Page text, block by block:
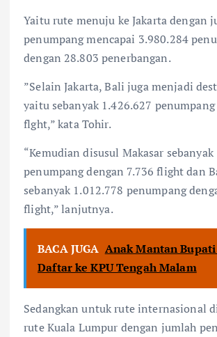
Yaitu rute menuju ke Jakarta dengan
penumpang mencapai 3.980.284
dengan 28.803 penerbangan.
”Selain Jakarta, Bali juga menjadi
yaitu sebanyak 1.426.627
flght,” kata Tohir.
“Kemudian disusul Makasar
penumpang dengan 7.736 flight dan
sebanyak 1.012.778 penumpang
flight,” lanjutnya.
BACA JUGA Anak Mantan
Daftar ke KPU Tengah Malam
Sedangkan untuk rute internasional
rute Kuala Lumpur dengan jumlah